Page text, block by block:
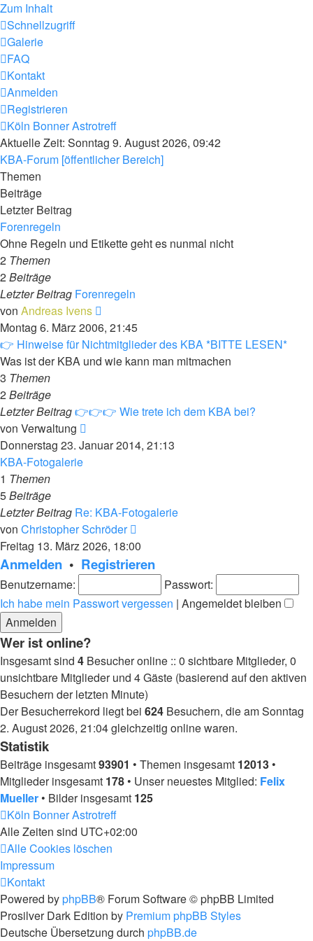
Zum Inhalt
Schnellzugriff
Galerie
FAQ
Kontakt
Anmelden
Registrieren
Köln Bonner Astrotreff
Aktuelle Zeit: Sonntag 9. August 2026, 09:42
KBA-Forum [öffentlicher Bereich]
Themen
Beiträge
Letzter Beitrag
Forenregeln
Ohne Regeln und Etikette geht es nunmal nicht
2 Themen
2Beiträge
Letzter Beitrag Forenregeln
von Andreas Ivens
Beitrag
Montag 6. März 2006, 21:45
👉 Hinweise für Nichtmitglieder des KBA *BITTE LESEN*
Was ist der KBA und wie kann man mitmachen
3 Themen
2Beiträge
Letzter Beitrag👉👉👉 Wie trete ich dem KBA bei?
von Verwaltung
Beitrag
Donnerstag 23. Januar 2014, 21:13
KBA-Fotogalerie
1 Themen
5Beiträge
Letzter Beitrag Re: KBA-Fotogalerie
von Christopher Schröder
Beitrag
Freitag 13. März 2026, 18:00
Anmelden • Registrieren
Benutzername:
Passwort:
Ich habe mein Passwort vergessen | Angemeldet bleiben
Wer ist online?
Insgesamt sind 4 Besucher online :: 0 sichtbare Mitglieder, 0
unsichtbare Mitglieder und 4 Gäste (basierend auf den aktiven
Besuchern der letzten Minute)
Der Besucherrekord liegt bei 624 Besuchern, die am Sonntag
2. August 2026, 21:04 gleichzeitig online waren.
Statistik
Beiträge insgesamt93901 • Themen insgesamt 12013 •
Mitglieder insgesamt 178 • Unser neuestes Mitglied: Felix
Mueller • Bilder insgesamt 125
Köln Bonner Astrotreff
Alle Zeiten sind UTC+02:00
Alle Cookies löschen
Impressum
Kontakt
Powered byphpBB® Forum Software © phpBB Limited
Prosilver Dark Edition by Premium phpBB Styles
Deutsche Übersetzung durch phpBB.de